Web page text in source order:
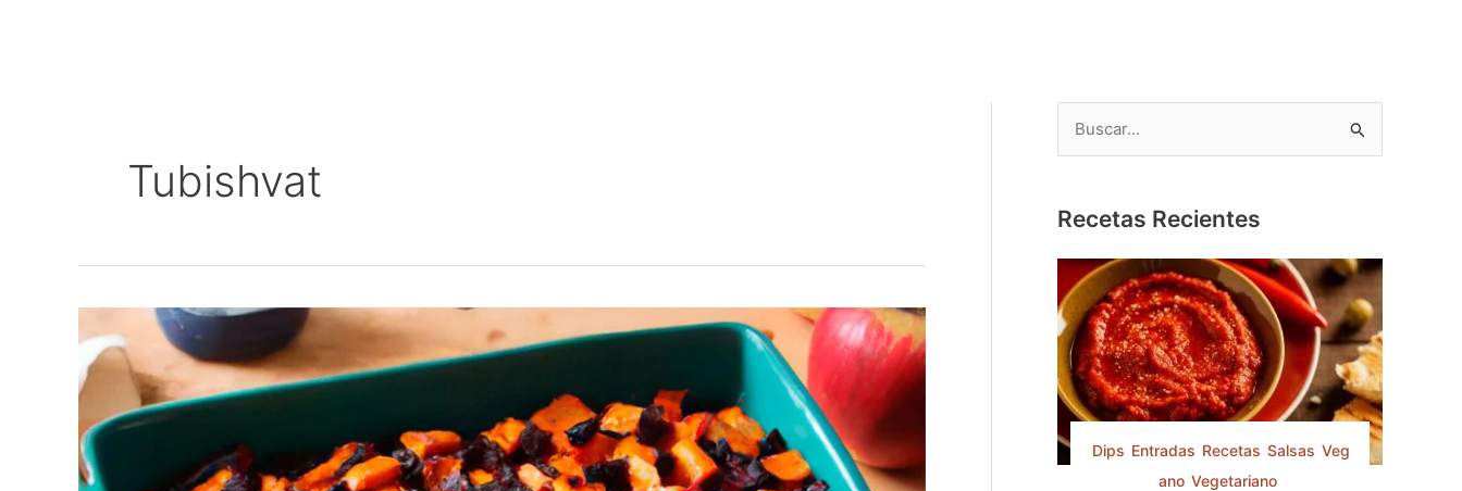
Tubishvat
c
p
o
r
Recetas Recientes
Dips Entradas Recetas Salsas Veg
ano Vegetariano